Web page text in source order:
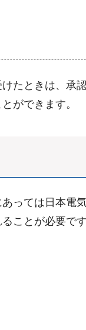
たときは、承
ができます。
っては日本電
ことが必要です